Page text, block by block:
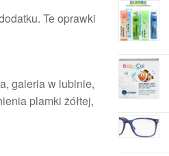
Te oprawki
galeria w lubinie,
plamki żółtej,